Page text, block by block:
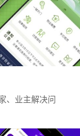
、业主解决问